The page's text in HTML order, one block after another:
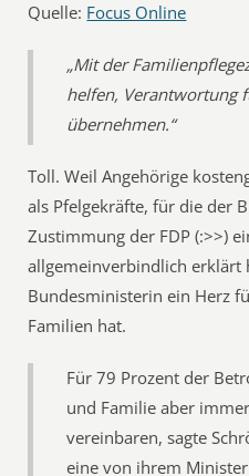
Quelle: Focus Online
„Mit der
helfen, Verantwortung
übernehmen.“
Toll. Weil Angehörige
als Pfelgekräfte, für die der
Zustimmung der FDP (:>>)
allgemeinverbindlich erklärt
Bundesministerin ein Herz
Familien hat.
Für 79 Prozent der
und Familie aber
vereinbaren, sagte
eine von ihrem